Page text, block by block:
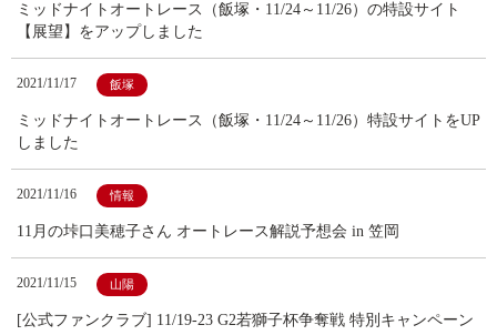
ミッドナイトオートレース（飯塚・11/24～11/26）の特設サイト
【展望】をアップしました
2021/11/17 飯塚
ミッドナイトオートレース（飯塚・11/24～11/26）特設サイトをUP
しました
2021/11/16 情報
11月の垰口美穂子さん オートレース解説予想会 in 笠岡
2021/11/15 山陽
[公式ファンクラブ] 11/19-23 G2若獅子杯争奪戦 特別キャンペーン